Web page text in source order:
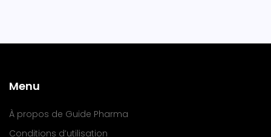
Menu
À propos de Guide Pharma
Conditions d’utilisation